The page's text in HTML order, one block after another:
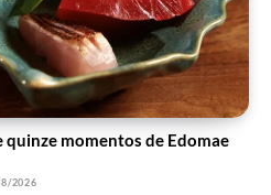
quinze momentos de Edomae
2026